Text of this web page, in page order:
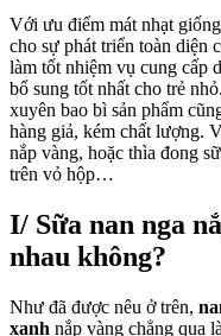
Với ưu điểm mát nhạt
cho sự phát triển toàn diện
làm tốt nhiệm vụ cung cấp
bổ sung tốt nhất cho trẻ
xuyên bao bì sản phẩm
hàng giả, kém chất lượng.
nắp vàng, hoặc thìa đong
trên vỏ hộp…
I/ Sữa nan nga
nhau không?
Như đã được nêu ở trên,
xanh nắp vàng chẳng qua